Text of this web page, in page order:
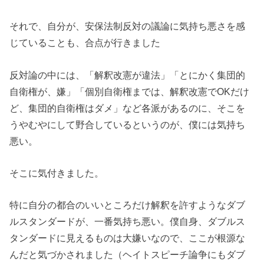
それで、自分が、安保法制反対の議論に気持ち悪さを感
じていることも、合点が行きました
反対論の中には、「解釈改憲が違法」「とにかく集団的
自衛権が、嫌」「個別自衛権までは、解釈改憲でOKだけ
ど、集団的自衛権はダメ」など各派があるのに、そこを
うやむやにして野合しているというのが、僕には気持ち
悪い。
そこに気付きました。
特に自分の都合のいいところだけ解釈を許すようなダブ
ルスタンダードが、一番気持ち悪い。僕自身、ダブルス
タンダードに見えるものは大嫌いなので、ここが根源な
んだと気づかされました（ヘイトスピーチ論争にもダブ